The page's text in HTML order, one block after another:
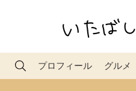
プロフィール グルメ